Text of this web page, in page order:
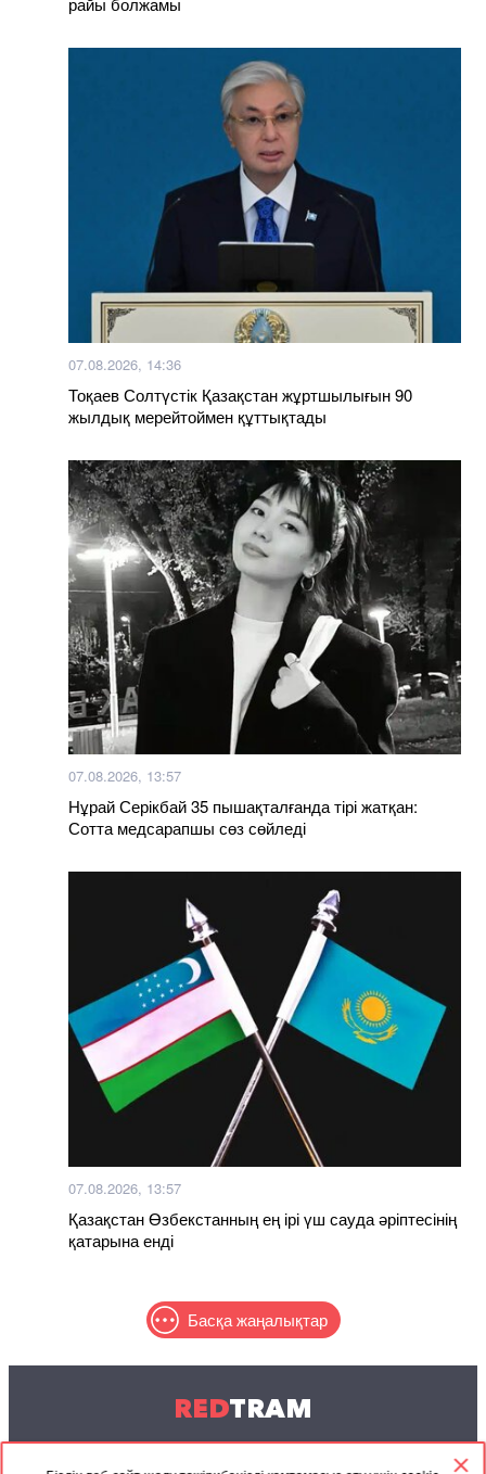
07.08.2026, 14:36
Тоқаев Солтүстік Қазақстан жұртшылығын 90
жылдық мерейтоймен құттықтады
07.08.2026, 13:57
Нұрай Серікбай 35 пышақталғанда тірі жатқан:
Сотта медсарапшы сөз сөйледі
07.08.2026, 13:57
Қазақстан Өзбекстанның ең ірі үш сауда әріптесінің
қатарына енді
Басқа жаңалықтар
REDTRAM
© 2004-2026 Redtram, Ltd.